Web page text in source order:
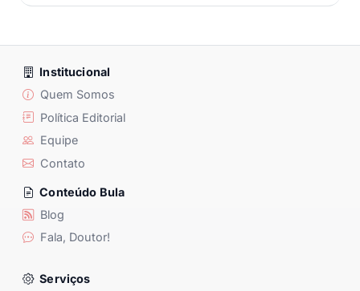
Institucional
Quem Somos
Política Editorial
Equipe
Contato
Conteúdo Bula
Blog
Fala, Doutor!
Serviços